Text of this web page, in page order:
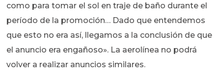
como para tomar el sol en traje de baño durante el
período de la promoción… Dado que entendemos
que esto no era así, llegamos a la conclusión de que
el anuncio era engañoso». La aerolínea no podrá
volver a realizar anuncios similares.